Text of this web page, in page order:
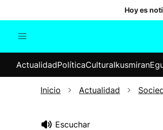
Hoy es
Internacional
Elecciones
ActualidadPolíticaCulturaIkusmiran
Inicio Actualidad
Escuchar